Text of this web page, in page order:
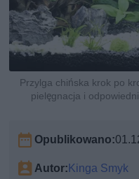
Przylga chińska krok po
pielęgnacja i
Opublikowano:
Autor:Kinga Smyk